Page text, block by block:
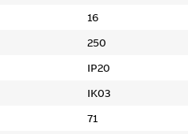
16
250
IP20
IK03
71